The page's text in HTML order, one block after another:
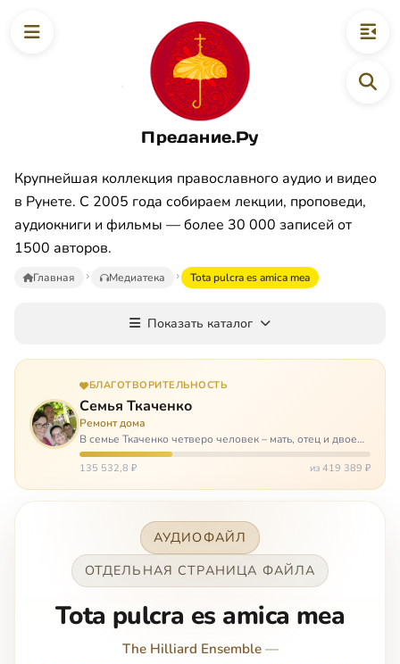
Предание.Ру
Крупнейшая коллекция православного аудио и видео
в Рунете. С 2005 года собираем лекции, проповеди,
аудиокниги и фильмы — более 30 000 записей от
1500 авторов.
Главная Медиатека Tota pulcra es amica mea
Показать каталог
БЛАГОТВОРИТЕЛЬНОСТЬ
Семья Ткаченко
Ремонт дома
В семье Ткаченко четверо человек – мать, отец и двое
сыновей. И это семья – крепость. У них столько проблем
и бед, что хватило бы на много семей. Трое из четверых
135 532,8 ₽ из 419 389 ₽
АУДИОФАЙЛ
ОТДЕЛЬНАЯ СТРАНИЦА ФАЙЛА
Tota pulcra es amica mea
The Hilliard Ensemble—